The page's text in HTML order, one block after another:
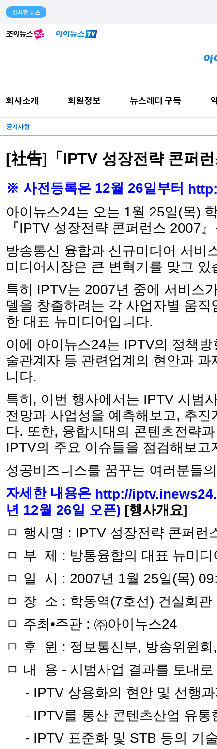
실시간 뉴스
회사소개 회원정보 뉴스레터 구독
공지사항
[社告]「IPTV 성장전략 콘퍼
※ 사전등록은 12월 26일부터
아이뉴스24는 오는 1월 25일(목)
『IPTV 성장전략 콘퍼런스 2007
방송통신 융합과 신규미디어 서비
미디어시장은 큰 변혁기를 맞고 있
특히 IPTV는 2007년 중에 서비스
델을 창출하려는 각 사업자별 움
한 대표 뉴미디어입니다.
이에 아이뉴스24는 IPTV의 정책
술관계자 등 관련업계의 현안과
니다.
특히, 이번 행사에서는 IPTV 시범
전망과 사업성을 예측해보고, 추
다. 또한, 융합시대의 콘텐츠전략
IPTV의 주요 이슈들을 점검해보고
성공비즈니스를 꿈꾸는 여러분들
자세한 내용은 http://
년 12월 26일 오픈) [행사개요]
ㅁ 행사명 : IPTV 성장전략 콘퍼런
ㅁ 부 제 : 방통융합의 대표 뉴미디
ㅁ 일 시 : 2007년 1월 25일(목)
ㅁ 장 소 : 학동역(7호선) 건설회관
ㅁ 주최•주관 : ㈜아이뉴스24
ㅁ 후 원 : 정보통신부, 방송위원
ㅁ 내 용 - 시범사업 결과를 토대
- IPTV 상용화의 현안 및 선행과
- IPTV를 통산 콘텐츠산업 유통
- IPTV 표준화 및 STB 등의 기